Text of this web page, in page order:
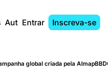
AutoresEntrar Inscreva-se
global criada pela